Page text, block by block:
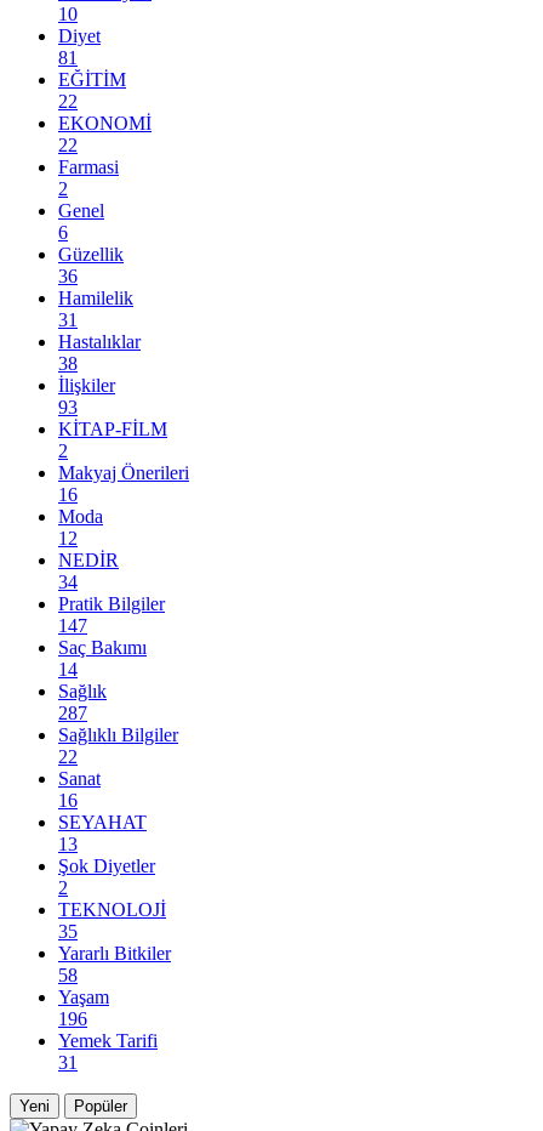
10
Diyet
81
EĞİTİM
22
EKONOMİ
22
Farmasi
2
Genel
6
Güzellik
36
Hamilelik
31
Hastalıklar
38
İlişkiler
93
KİTAP-FİLM
2
Makyaj Önerileri
16
Moda
12
NEDİR
34
Pratik Bilgiler
147
Saç Bakımı
14
Sağlık
287
Sağlıklı Bilgiler
22
Sanat
16
SEYAHAT
13
Şok Diyetler
2
TEKNOLOJİ
35
Yararlı Bitkiler
58
Yaşam
196
Yemek Tarifi
31
Yeni Popüler